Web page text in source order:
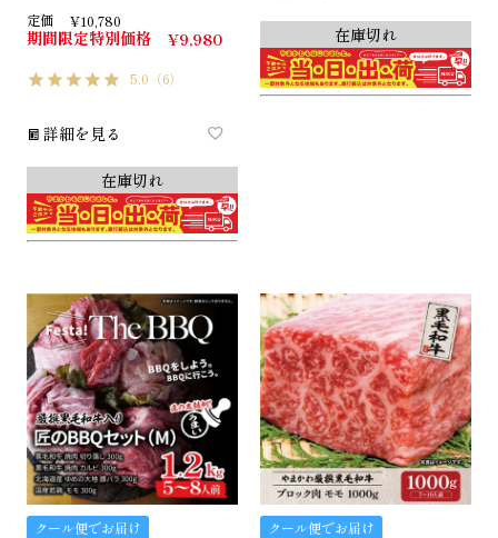
定価 ¥10,780
期間限定特別価格 ¥9,980
5.0 （6）
詳細を見る
在庫切れ
在庫切れ
クール便でお届け クール便でお届け